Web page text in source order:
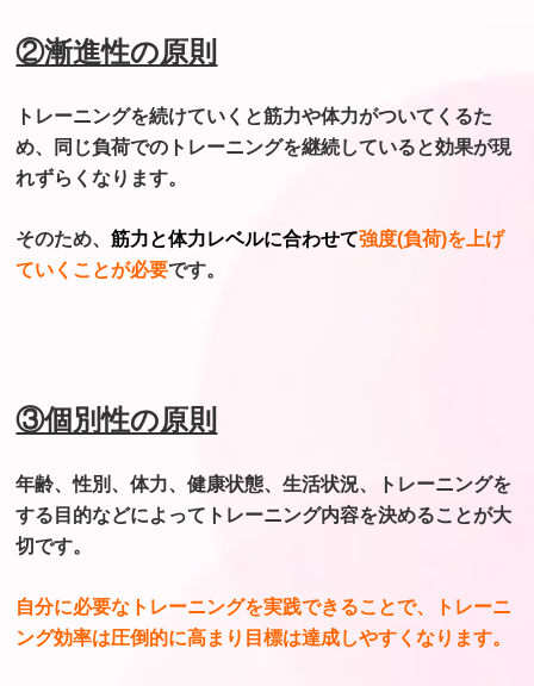
②漸進性の原則
トレーニングを続けていくと筋力や体力がついてくるた
め、同じ負荷でのトレーニングを継続していると効果が現
れずらくなります。
そのため、筋力と体力レベルに合わせて強度(負荷)を上げ
ていくことが必要です。
③個別性の原則
年齢、性別、体力、健康状態、生活状況、
トレーニングを
する目的などによって トレーニング内容を決めることが大
切です。
自分に必要なトレーニングを実践できることで、
トレーニ
ング効率は圧倒的に高まり 目標は達成しやすくなります。